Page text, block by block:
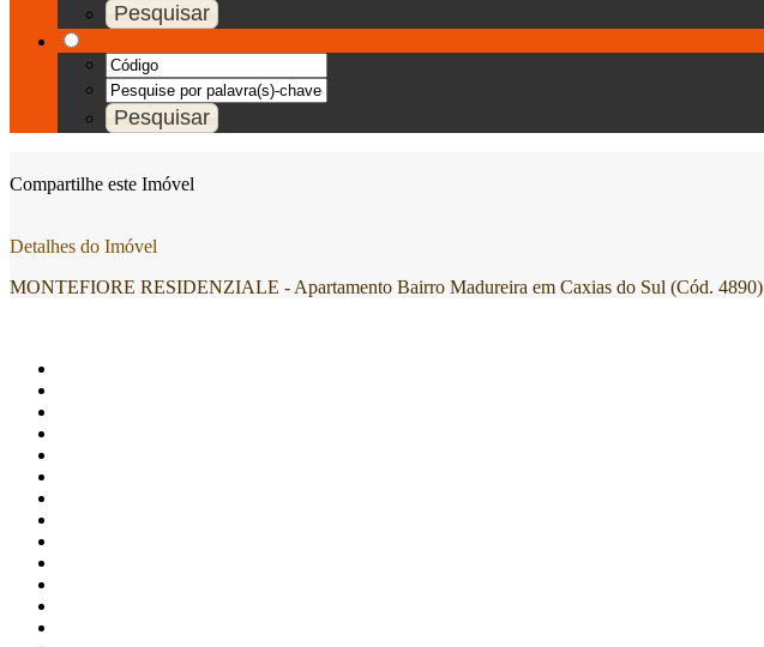
Compartilhe este Imóvel
Detalhes do Imóvel
MONTEFIORE RESIDENZIALE - Apartamento Bairro Madureira em Caxias do Sul (Cód. 4890)